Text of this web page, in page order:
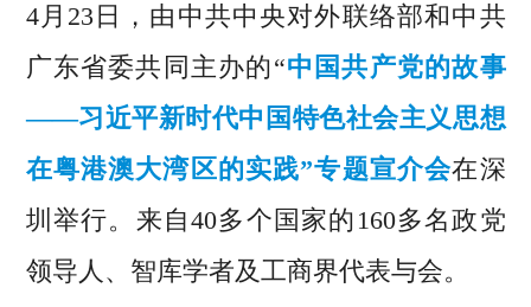
4月23日，由中共中央对外联络部和中共
广东省委共同主办的“中国共产党的故事
——习近平新时代中国特色社会主义思想
在粤港澳大湾区的实践”专题宣介会在深
圳举行。来自40多个国家的160多名政党
领导人、智库学者及工商界代表与会。